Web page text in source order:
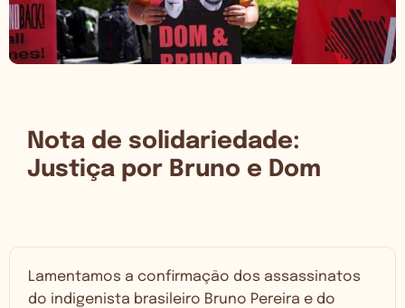
Nota de solidariedade:
Justiça por Bruno e Dom
Lamentamos a confirmação dos assassinatos
do indigenista brasileiro Bruno Pereira e do